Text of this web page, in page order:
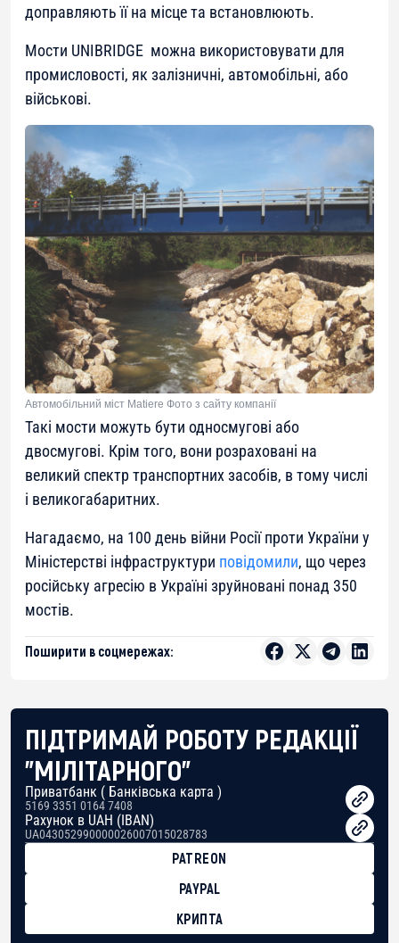
доправляють її на місце та встановлюють.
Мости UNIBRIDGE можна використовувати для
промисловості, як залізничні, автомобільні, або
військові.
Автомобільний міст Matiere Фото з сайту компанії
Такі мости можуть бути односмугові або
двосмугові. Крім того, вони розраховані на
великий спектр транспортних засобів, в тому числі
і великогабаритних.
Нагадаємо, на 100 день війни Росії проти України у
Міністерстві інфраструктури повідомили, що через
російську агресію в Україні зруйновані понад 350
мостів.
Поширити в соцмережах:
ПІДТРИМАЙ РОБОТУ РЕДАКЦІЇ
"МІЛІТАРНОГО"
Приватбанк ( Банківська карта )
5169 3351 0164 7408
Рахунок в UAH (IBAN)
UA043052990000026007015028783
PATREON
PAYPAL
КРИПТА